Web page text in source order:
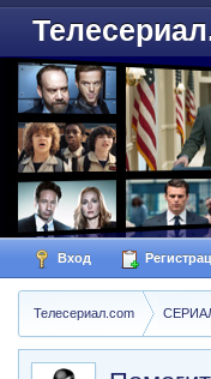
Вход
Телесериал.com